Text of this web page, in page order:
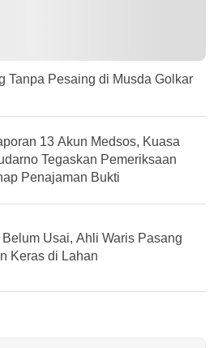
Tanpa Pesaing di Musda Golkar
13 Akun Medsos, Kuasa
Tegaskan Pemeriksaan
Penajaman Bukti
Usai, Ahli Waris Pasang
Keras di Lahan